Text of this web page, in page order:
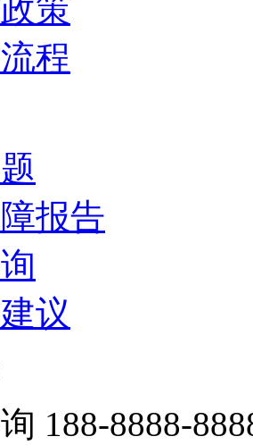
策
程
报告
议
188-8888-